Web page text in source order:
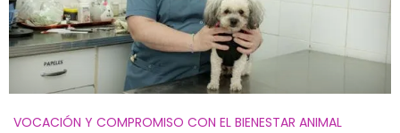
VOCACIÓN Y COMPROMISO CON EL BIENESTAR ANIMAL